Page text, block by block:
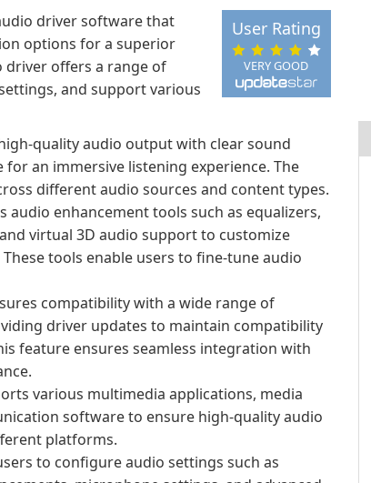
VERY GOOD
User Rating
driver software that
options for a superior
driver offers a range of
and support various
quality audio output with clear sound
an immersive listening experience. The
different audio sources and content types.
audio enhancement tools such as equalizers,
virtual 3D audio support to customize
tools enable users to fine-tune audio
compatibility with a wide range of
driver updates to maintain compatibility
feature ensures seamless integration with
various multimedia applications, media
software to ensure high-quality audio
platforms.
to configure audio settings such as